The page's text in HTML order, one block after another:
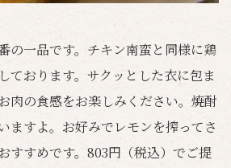
の一品です。チキン南蛮と同様に鶏
ております。サクッとした衣に包ま
肉の食感をお楽しみください。焼酎
ますよ。お好みでレモンを搾ってさ
すすめです。803円（税込）でご提